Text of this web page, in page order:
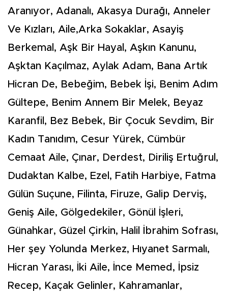
Aranıyor, Adanalı, Akasya Durağı, Anneler
Ve Kızları, Aile,Arka Sokaklar, Asayiş
Berkemal, Aşk Bir Hayal, Aşkın Kanunu,
Aşktan Kaçılmaz, Aylak Adam, Bana Artık
Hicran De, Bebeğim, Bebek İşi, Benim Adım
Gültepe, Benim Annem Bir Melek, Beyaz
Karanfil, Bez Bebek, Bir Çocuk Sevdim, Bir
Kadın Tanıdım, Cesur Yürek, Cümbür
Cemaat Aile, Çınar, Derdest, Diriliş Ertuğrul,
Dudaktan Kalbe, Ezel, Fatih Harbiye, Fatma
Gülün Suçune, Filinta, Firuze, Galip Derviş,
Geniş Aile, Gölgedekiler, Gönül İşleri,
Günahkar, Güzel Çirkin, Halil İbrahim Sofrası,
Her şey Yolunda Merkez, Hıyanet Sarmalı,
Hicran Yarası, İki Aile, İnce Memed, İpsiz
Recep, Kaçak Gelinler, Kahramanlar,